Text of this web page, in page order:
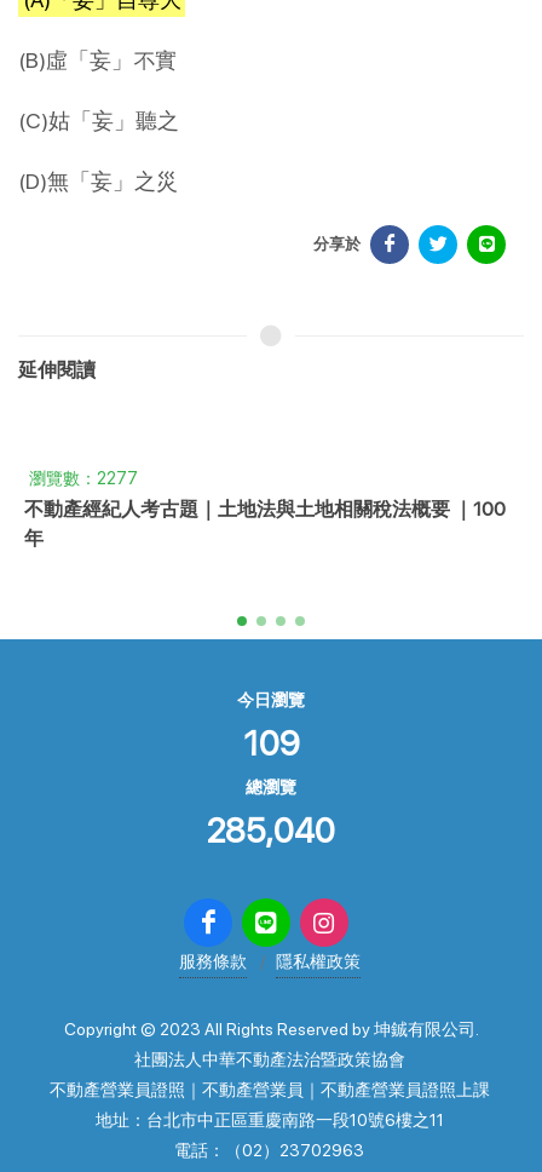
(B)虛「妄」不實
(C)姑「妄」聽之
(D)無「妄」之災
分享於
延伸閱讀
瀏覽數：2277
不動產經紀人考古題｜土地法與土地相關稅法概要 ｜100
年
今日瀏覽
109
總瀏覽
285,040
服務條款 隱私權政策
Copyright © 2023 All Rights Reserved by 坤鋮有限公司.
社團法人中華不動產法治暨政策協會
不動產營業員證照｜不動產營業員｜不動產營業員證照上課
地址：台北市中正區重慶南路一段10號6樓之11
電話：（02）23702963